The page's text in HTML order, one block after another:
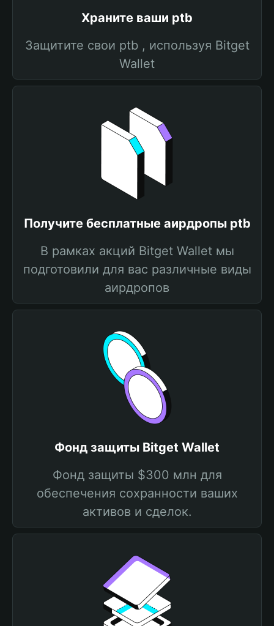
Храните ваши ptb
Защитите свои ptb , используя Bitget
Wallet
Получите бесплатные аирдропы ptb
В рамках акций Bitget Wallet мы
подготовили для вас различные виды
аирдропов
Фонд защиты Bitget Wallet
Фонд защиты $300 млн для
обеспечения сохранности ваших
активов и сделок.